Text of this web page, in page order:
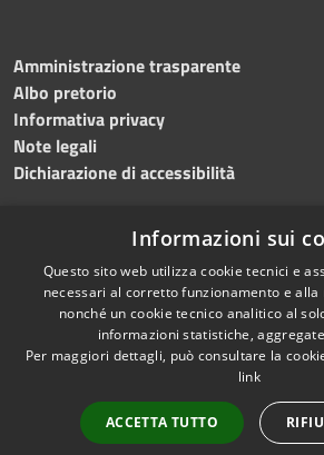
Amministrazione trasparente
Albo pretorio
Informativa privacy
Note legali
Dichiarazione di accessibilità
Accessibilità
Mappa del sito
Informazioni sui
Questo sito web utilizza cookie tecnici e
necessari al corretto funzionamento e alla
nonché un cookie tecnico analitico al
informazioni statistiche,
Per maggiori dettagli, può consultare la
link
ACCETTA TUTTO